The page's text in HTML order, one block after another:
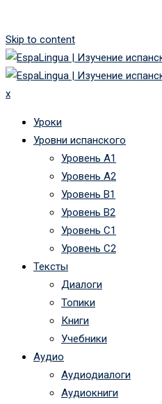
Skip to content
x
Уроки
Уровни испанского
Уровень А1
Уровень А2
Уровень B1
Уровень B2
Уровень C1
Уровень C2
Тексты
Диалоги
Топики
Книги
Учебники
Аудио
Аудиодиалоги
Аудиокниги